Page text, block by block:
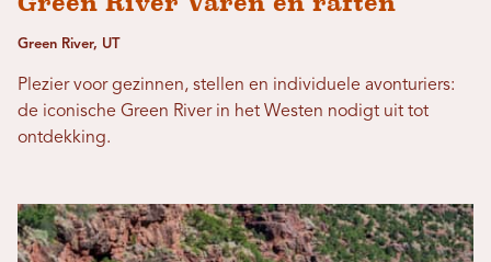
Green River, UT
Plezier voor gezinnen, stellen en individuele avonturiers:
de iconische Green River in het Westen nodigt uit tot
ontdekking.